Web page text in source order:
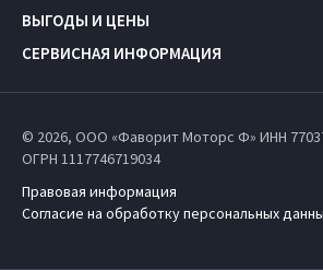
ВЫГОДЫ И ЦЕНЫ
СЕРВИСНАЯ ИНФОРМАЦИЯ
© 2026, ООО «Фаворит Моторс Ф» ИНН
ОГРН 1117746719034
Правовая информация
Согласие на обработку персональных